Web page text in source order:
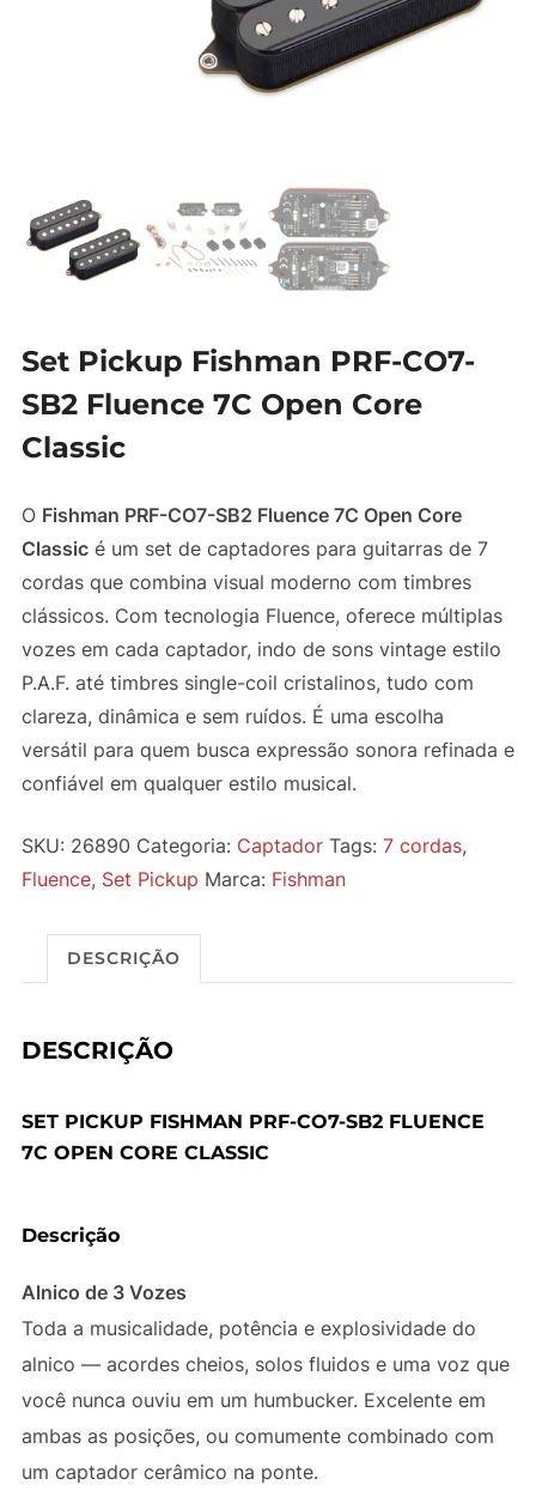
Set Pickup Fishman PRF-CO7-
SB2 Fluence 7C Open Core
Classic
O Fishman PRF-CO7-SB2 Fluence 7C Open Core
Classicé um set de captadores para guitarras de 7
cordas que combina visual moderno com timbres
clássicos. Com tecnologia Fluence, oferece múltiplas
vozes em cada captador, indo de sons vintage estilo
P.A.F. até timbres single-coil cristalinos, tudo com
clareza, dinâmica e sem ruídos. É uma escolha
versátil para quem busca expressão sonora refinada e
confiável em qualquer estilo musical.
SKU: 26890 Categoria: Captador Tags: 7 cordas,
Fluence, Set Pickup Marca: Fishman
DESCRIÇÃO
DESCRIÇÃO
SET PICKUP FISHMAN PRF-CO7-SB2 FLUENCE
7C OPEN CORE CLASSIC
Descrição
Alnico de 3 Vozes
Toda a musicalidade, potência e explosividade do
alnico — acordes cheios, solos fluidos e uma voz que
você nunca ouviu em um humbucker. Excelente em
ambas as posições, ou comumente combinado com
um captador cerâmico na ponte.